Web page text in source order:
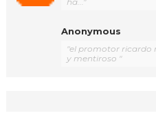
Anonymous
"el promotor ricardo
y mentiroso "